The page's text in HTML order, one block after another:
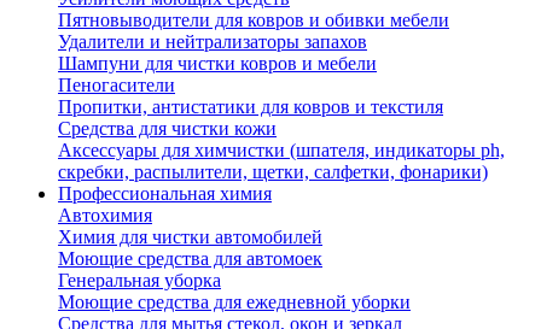
Пятновыводители для ковров и обивки мебели
Удалители и нейтрализаторы запахов
Шампуни для чистки ковров и мебели
Пеногасители
Пропитки, антистатики для ковров и текстиля
Средства для чистки кожи
Аксессуары для химчистки (шпателя, индикаторы ph,
скребки, распылители, щетки, салфетки, фонарики)
Профессиональная химия
Автохимия
Химия для чистки автомобилей
Моющие средства для автомоек
Генеральная уборка
Моющие средства для ежедневной уборки
Средства для мытья стекол, окон и зеркал